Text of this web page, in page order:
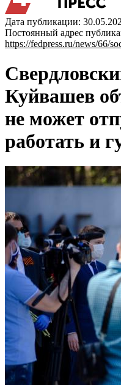
Дата публикации:
Постоянный адрес
https://fedpress.ru/news/66/
Куйвашев
не может
работать и